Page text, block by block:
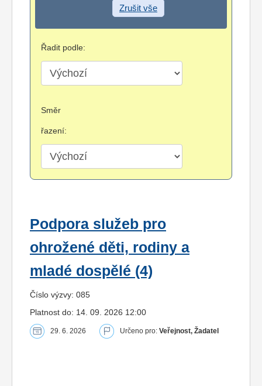
Zrušit vše
Řadit podle:
Směr
řazení:
Podpora služeb pro
ohrožené děti, rodiny a
mladé dospělé (4)
Číslo výzvy: 085
Platnost do: 14. 09. 2026 12:00
29. 6. 2026 Určeno pro: Veřejnost, Žadatel